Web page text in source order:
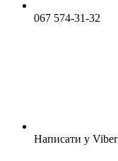
067 574-31-32
Написати у Viber